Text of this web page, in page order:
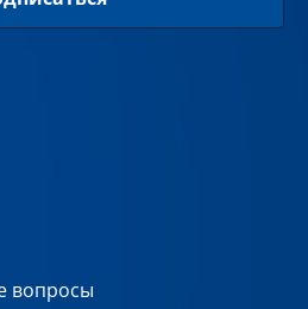
вопросы